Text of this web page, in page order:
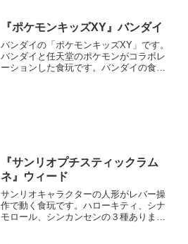
『ポケモンキッズXY』バンダイ
バンダイの「ポケモンキッズXY」です。
バンダイと任天堂のポケモンがコラボレ
ーションした食玩です。バンダイの食玩
『サンリオプチスティックラム
ネ』ウィード
サンリオキャラクターの人形がレバー操
作で動く食玩です。ハローキティ、シナ
モロール、シンカンセンの３種あります